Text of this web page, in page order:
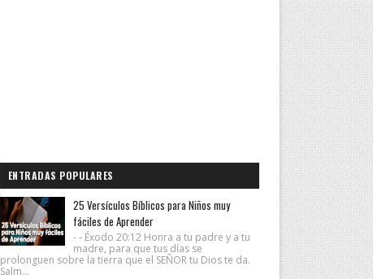
ENTRADAS POPULARES
25 Versículos Bíblicos para Niños muy
fáciles de Aprender
- - Éxodo 20:12 Honra a tu padre y a tu
madre, para que tus días se
prolonguen sobre la tierra que el SEÑOR tu Dios te da.
Salm...